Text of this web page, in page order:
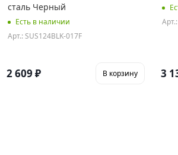
сталь Черный
Есть в наличии
Арт.: SUS124BLK-017F
2 609 ₽ В корзину 3